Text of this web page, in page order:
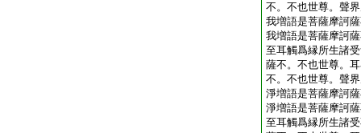
不。不也世尊。聲
我増語是菩薩摩訶
我増語是菩薩摩訶
至耳觸爲縁所生諸
薩不。不也世尊。
不。不也世尊。聲
淨増語是菩薩摩訶
淨増語是菩薩摩訶
至耳觸爲縁所生諸